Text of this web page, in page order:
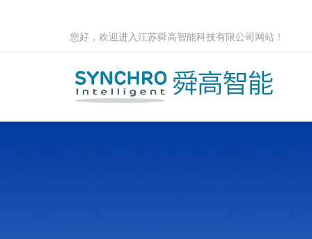
您好，欢迎进入江苏舜高智能科技有限公司网站！